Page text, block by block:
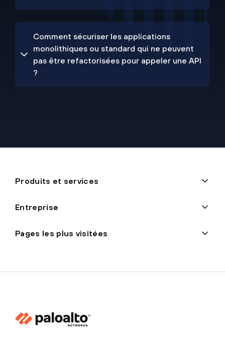
Comment sécuriser les applications
monolithiques ou standard qui ne peuvent
pas être refactorisées pour appeler une API
?
Produits et services
Entreprise
Pages les plus visitées